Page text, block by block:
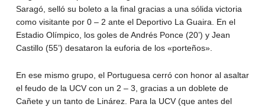
Saragó, selló su boleto a la final gracias a una sólida victoria
como visitante por 0 – 2 ante el Deportivo La Guaira. En el
Estadio Olímpico, los goles de Andrés Ponce (20’) y Jean
Castillo (55’) desataron la euforia de los «porteños».
En ese mismo grupo, el Portuguesa cerró con honor al asaltar
el feudo de la UCV con un 2 – 3, gracias a un doblete de
Cañete y un tanto de Linárez. Para la UCV (que antes del